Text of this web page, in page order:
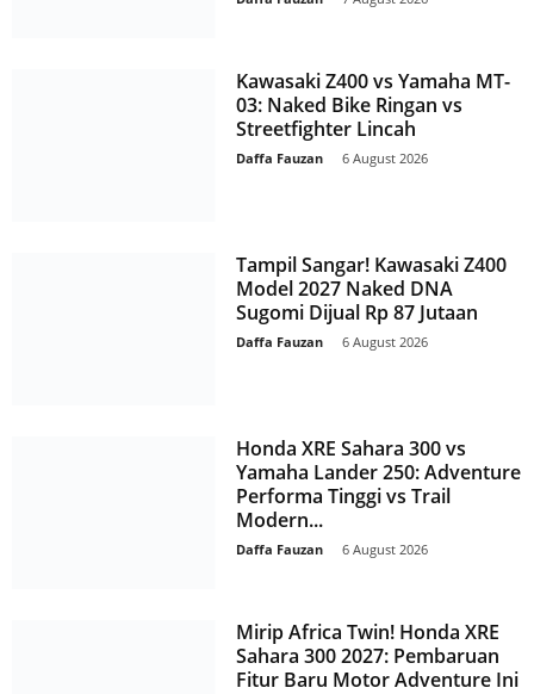
Kawasaki Z400 vs Yamaha MT-
03: Naked Bike Ringan vs
Streetfighter Lincah
Daffa Fauzan 6 August 2026
Tampil Sangar! Kawasaki Z400
Model 2027 Naked DNA
Sugomi Dijual Rp 87 Jutaan
Daffa Fauzan 6 August 2026
Honda XRE Sahara 300 vs
Yamaha Lander 250: Adventure
Performa Tinggi vs Trail
Modern...
Daffa Fauzan 6 August 2026
Mirip Africa Twin! Honda XRE
Sahara 300 2027: Pembaruan
Fitur Baru Motor Adventure Ini